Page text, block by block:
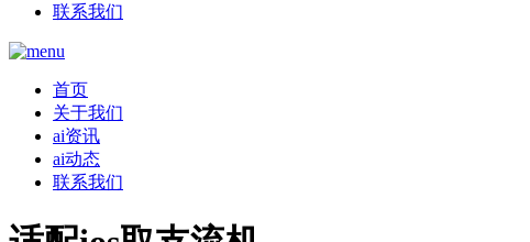
联系我们
首页
关于我们
ai资讯
ai动态
联系我们